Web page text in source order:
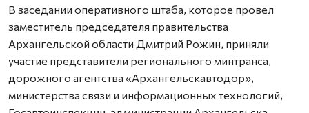
В заседании оперативного штаба, которое провел
заместитель председателя правительства
Архангельской области Дмитрий Рожин, приняли
участие представители регионального минтранса,
дорожного агентства «Архангельскавтодор»,
министерства связи и информационных технологий,